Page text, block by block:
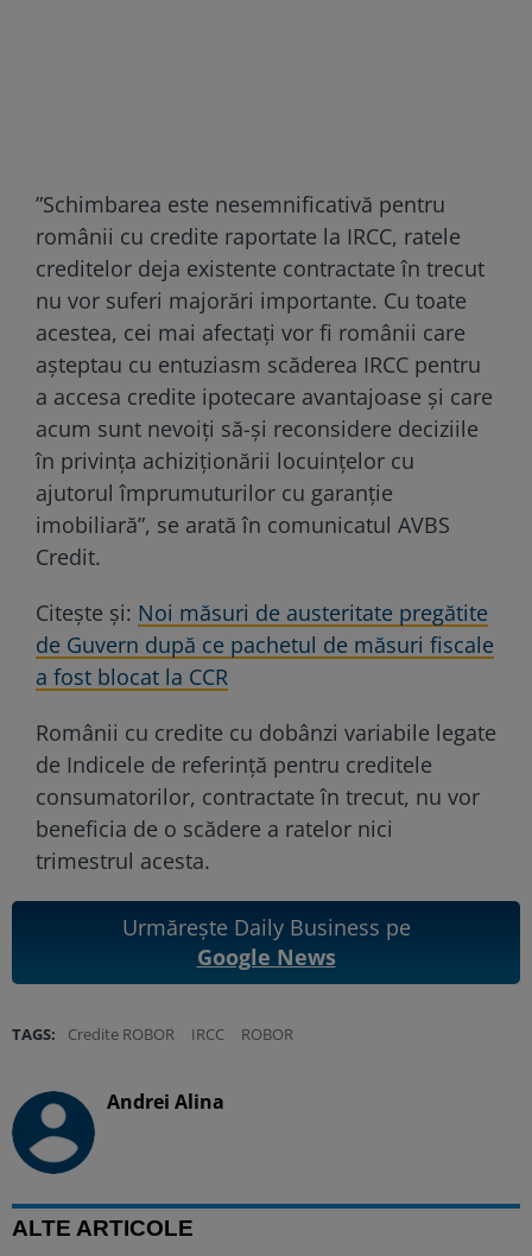
”Schimbarea este nesemnificativă pentru
românii cu credite raportate la IRCC, ratele
creditelor deja existente contractate în trecut
nu vor suferi majorări importante. Cu toate
acestea, cei mai afectaţi vor fi românii care
aşteptau cu entuziasm scăderea IRCC pentru
a accesa credite ipotecare avantajoase şi care
acum sunt nevoiţi să-şi reconsidere deciziile
în privinţa achiziţionării locuinţelor cu
ajutorul împrumuturilor cu garanţie
imobiliară”, se arată în comunicatul AVBS
Credit.
Citește și: Noi măsuri de austeritate pregătite
de Guvern după ce pachetul de măsuri fiscale
a fost blocat la CCR
Românii cu credite cu dobânzi variabile legate
de Indicele de referinţă pentru creditele
consumatorilor, contractate în trecut, nu vor
beneficia de o scădere a ratelor nici
trimestrul acesta.
Urmărește Daily Business pe
Google News
TAGS: Credite ROBOR IRCC ROBOR
Andrei Alina
ALTE ARTICOLE